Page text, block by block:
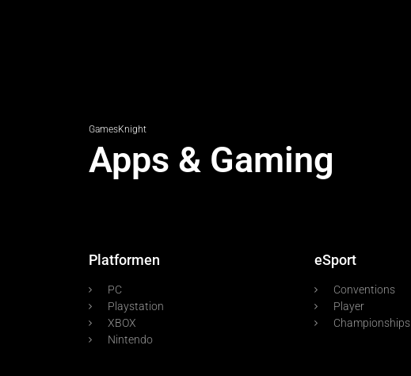
GamesKnight
Apps & Gaming
Platformen
PC
Playstation
XBOX
Nintendo
eSport
Conventions
Player
Championships